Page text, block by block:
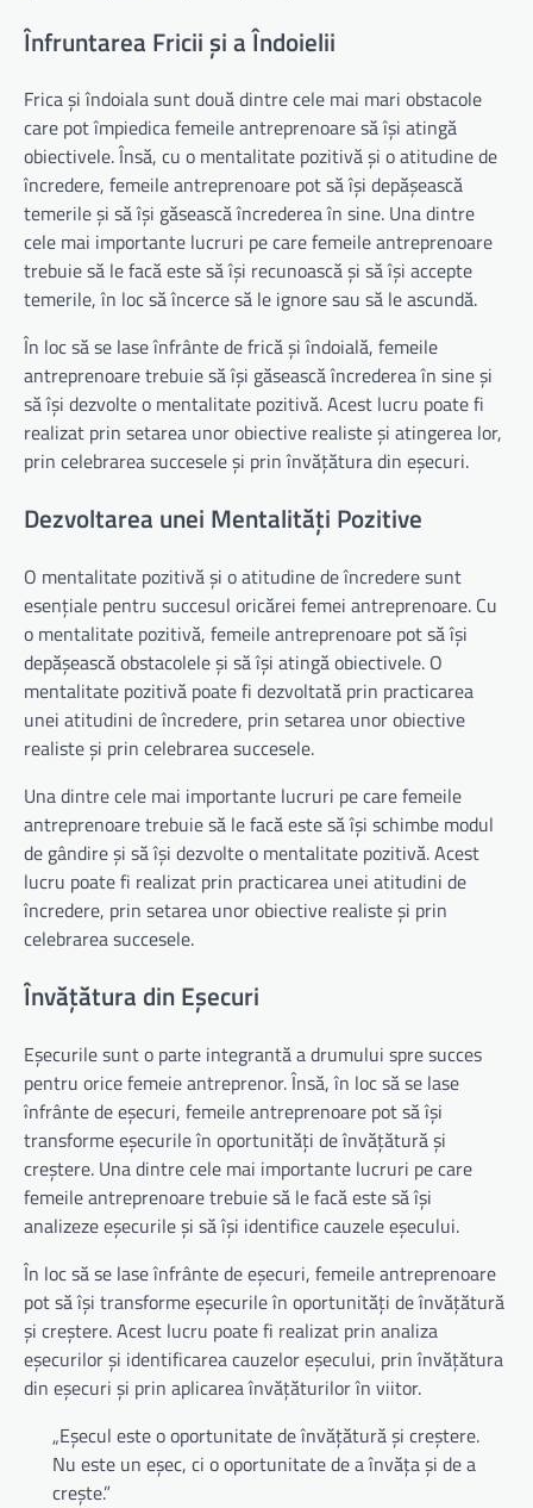
Înfruntarea Fricii și a Îndoielii
Frica și îndoiala sunt două dintre cele mai mari obstacole
care pot împiedica femeile antreprenoare să își atingă
obiectivele. Însă, cu o mentalitate pozitivă și o atitudine de
încredere, femeile antreprenoare pot să își depășească
temerile și să își găsească încrederea în sine. Una dintre
cele mai importante lucruri pe care femeile antreprenoare
trebuie să le facă este să își recunoască și să își accepte
temerile, în loc să încerce să le ignore sau să le ascundă.
În loc să se lase înfrânte de frică și îndoială, femeile
antreprenoare trebuie să își găsească încrederea în sine și
să își dezvolte o mentalitate pozitivă. Acest lucru poate fi
realizat prin setarea unor obiective realiste și atingerea lor,
prin celebrarea succesele și prin învățătura din eșecuri.
Dezvoltarea unei Mentalități Pozitive
O mentalitate pozitivă și o atitudine de încredere sunt
esențiale pentru succesul oricărei femei antreprenoare. Cu
o mentalitate pozitivă, femeile antreprenoare pot să își
depășească obstacolele și să își atingă obiectivele. O
mentalitate pozitivă poate fi dezvoltată prin practicarea
unei atitudini de încredere, prin setarea unor obiective
realiste și prin celebrarea succesele.
Una dintre cele mai importante lucruri pe care femeile
antreprenoare trebuie să le facă este să își schimbe modul
de gândire și să își dezvolte o mentalitate pozitivă. Acest
lucru poate fi realizat prin practicarea unei atitudini de
încredere, prin setarea unor obiective realiste și prin
celebrarea succesele.
Învățătura din Eșecuri
Eșecurile sunt o parte integrantă a drumului spre succes
pentru orice femeie antreprenor. Însă, în loc să se lase
înfrânte de eșecuri, femeile antreprenoare pot să își
transforme eșecurile în oportunități de învățătură și
creștere. Una dintre cele mai importante lucruri pe care
femeile antreprenoare trebuie să le facă este să își
analizeze eșecurile și să își identifice cauzele eșecului.
În loc să se lase înfrânte de eșecuri, femeile antreprenoare
pot să își transforme eșecurile în oportunități de învățătură
și creștere. Acest lucru poate fi realizat prin analiza
eșecurilor și identificarea cauzelor eșecului, prin învățătura
din eșecuri și prin aplicarea învățăturilor în viitor.
„Eșecul este o oportunitate de învățătură și creștere.
Nu este un eșec, ci o oportunitate de a învăța și de a
crește.”